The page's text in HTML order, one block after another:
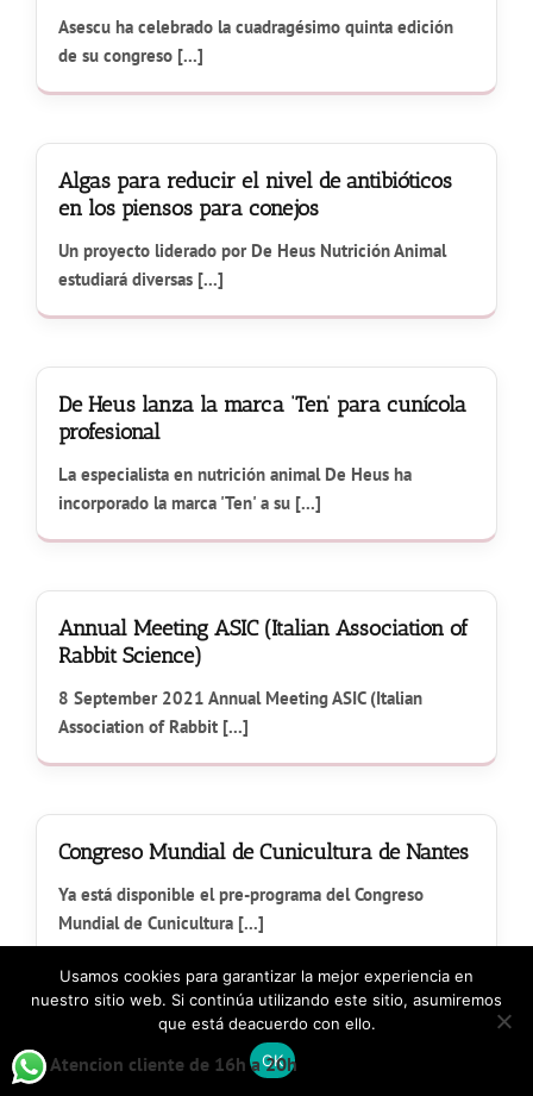
Asescu ha celebrado la cuadragésimo quinta edición
de su congreso [...]
Algas para reducir el nivel de antibióticos
en los piensos para conejos
Un proyecto liderado por De Heus Nutrición Animal
estudiará diversas [...]
De Heus lanza la marca ‘Ten’ para cunícola
profesional
La especialista en nutrición animal De Heus ha
incorporado la marca 'Ten' a su [...]
Annual Meeting ASIC (Italian Association of
Rabbit Science)
8 September 2021 Annual Meeting ASIC (Italian
Association of Rabbit [...]
Congreso Mundial de Cunicultura de Nantes
Ya está disponible el pre-programa del Congreso
Mundial de Cunicultura [...]
Curso on line de ECM tutorado «Bienestar
del conejo en la cría»
Atencion cliente de 16h a 20h
Usamos cookies para garantizar la mejor experiencia en
nuestro sitio web. Si continúa utilizando este sitio, asumiremos
que está deacuerdo con ello.
OK